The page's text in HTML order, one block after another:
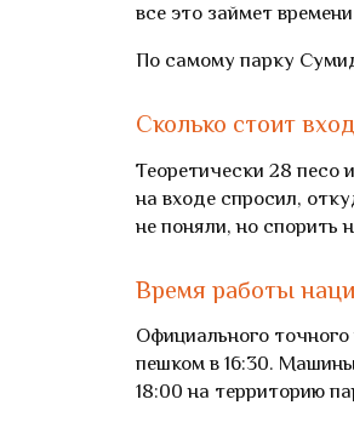
все это займет
По самому парку
Сколько стоит
Теоретически 28 песо
на входе спросил,
не поняли, но спорить
Время работы
Официального
пешком в 16:30.
18:00 на территорию